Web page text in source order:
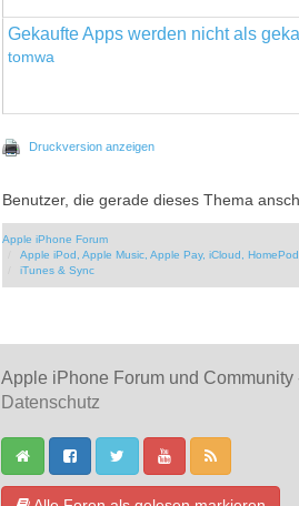
Gekaufte Apps werden nicht als
tomwa
Druckversion anzeigen
Benutzer, die gerade dieses Thema
Apple iPhone Forum
Apple iPod, Apple Music, Apple Pay, iCloud,
iTunes & Sync
Apple iPhone Forum und Community
Datenschutz